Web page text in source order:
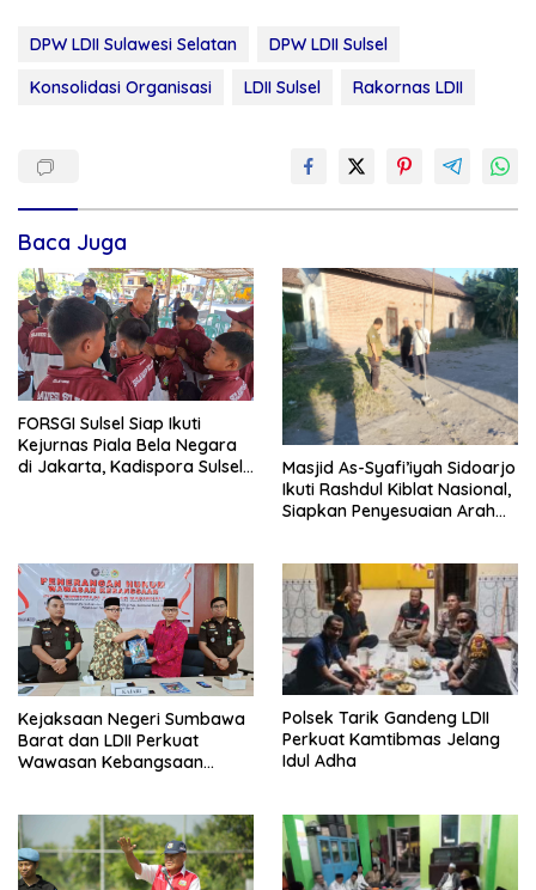
DPW LDII Sulawesi Selatan
DPW LDII Sulsel
Konsolidasi Organisasi
LDII Sulsel Rakornas LDII
Baca Juga
FORSGI Sulsel Siap Ikuti
Kejurnas Piala Bela Negara
di Jakarta, Kadispora Sulsel
Masjid As-Syafi’iyah Sidoarjo
Ikuti Rashdul Kiblat Nasional,
Siapkan Penyesuaian Arah
Kejaksaan Negeri Sumbawa
Barat dan LDII Perkuat
Wawasan Kebangsaan
Polsek Tarik Gandeng LDII
Perkuat Kamtibmas Jelang
Idul Adha